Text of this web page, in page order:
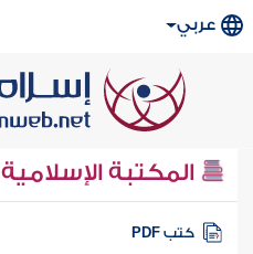
عربي
المكتبة الإسلامية